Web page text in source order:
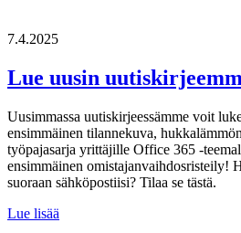
7.4.2025
Lue uusin
Uusimmassa uutiskirjeessämme voit
ensimmäinen tilannekuva,
työpajasarja yrittäjille Office 365 -
ensimmäinen omistajanvaihdosristeily!
suoraan sähköpostiisi? Tilaa se tästä.
Lue lisää